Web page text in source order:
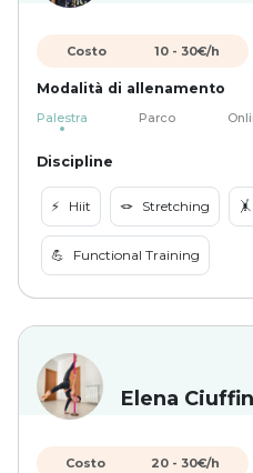
Costo 10- 30€/h
Modalità di allenamento
Palestra Parco
Discipline
⚡️ Hiit 🪢 Stretching 🤸
💪 Functional Training
Elena
Costo 20 - 30€/h